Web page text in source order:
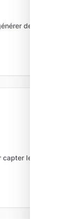
des leads
le trafic